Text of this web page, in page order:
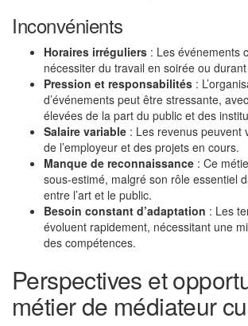
Inconvénients
Horaires irréguliers : Les événements
nécessiter du travail en soirée ou
Pression et responsabilités :
d’événements peut être stressante,
élevées de la part du public et des
Salaire variable : Les revenus peuvent
de l’employeur et des projets en cours.
Manque de reconnaissance : Ce
sous-estimé, malgré son rôle essentiel
entre l’art et le public.
Besoin constant d’adaptation : Les
évoluent rapidement, nécessitant une
des compétences.
Perspectives et
métier de médiateur